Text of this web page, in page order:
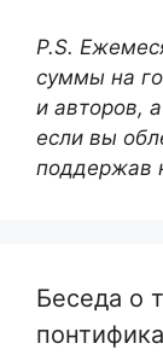
P.S.
суммы на
и авторов,
если вы
поддержав
Беседа о